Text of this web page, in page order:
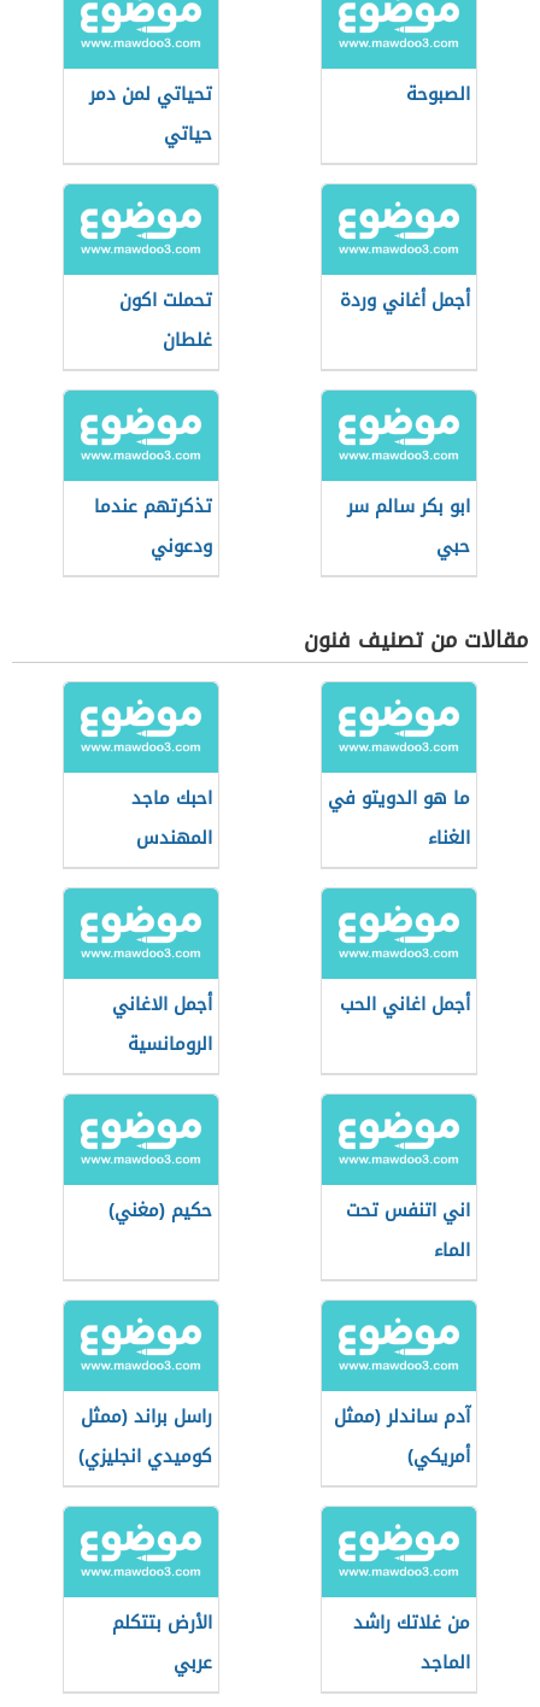
الصبوحة
تحياتي لمن دمر
حياتي
أجمل أغاني وردة
تحملت اكون
غلطان
ابو بكر سالم سر
حبي
تذكرتهم عندما
ودعوني
مقالات من تصنيف فنون
ما هو الدويتو في
الغناء
احبك ماجد
المهندس
أجمل اغاني الحب
أجمل الاغاني
الرومانسية
اني اتنفس تحت
الماء
حكيم (مغني)
آدم ساندلر (ممثل
أمريكي)
راسل براند (ممثل
كوميدي انجليزي)
من غلاتك راشد
الماجد
الأرض بتتكلم
عربي